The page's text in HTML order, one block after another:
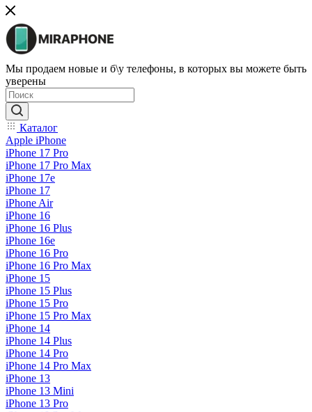
Мы продаем новые и б\у телефоны, в которых вы можете быть
уверены
Каталог
Apple iPhone
iPhone 17 Pro
iPhone 17 Pro Max
iPhone 17e
iPhone 17
iPhone Air
iPhone 16
iPhone 16 Plus
iPhone 16e
iPhone 16 Pro
iPhone 16 Pro Max
iPhone 15
iPhone 15 Plus
iPhone 15 Pro
iPhone 15 Pro Max
iPhone 14
iPhone 14 Plus
iPhone 14 Pro
iPhone 14 Pro Max
iPhone 13
iPhone 13 Mini
iPhone 13 Pro